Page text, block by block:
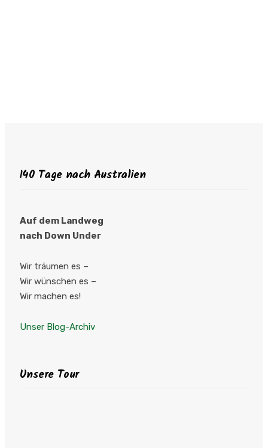
140 Tage nach Australien
Auf dem Landweg
nach Down Under
Wir träumen es –
Wir wünschen es –
Wir machen es!
Unser Blog-Archiv
Unsere Tour